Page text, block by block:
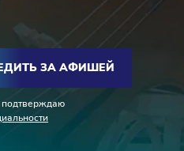
ЗА АФИШЕЙ
подтверждаю